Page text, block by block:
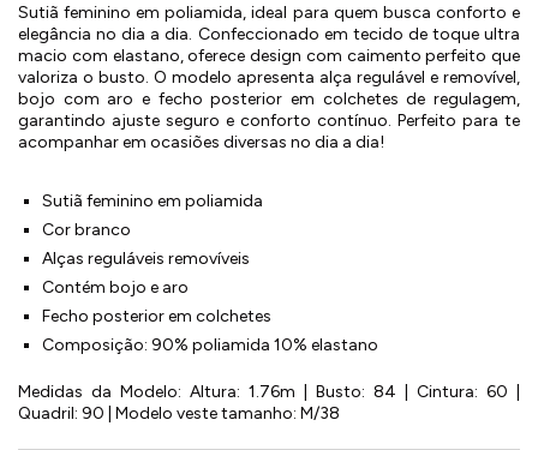
Sutiã feminino em poliamida, ideal para quem busca conforto e
elegância no dia a dia. Confeccionado em tecido de toque ultra
macio com elastano, oferece design com caimento perfeito que
valoriza o busto. O modelo apresenta alça regulável e removível,
bojo com aro e fecho posterior em colchetes de regulagem,
garantindo ajuste seguro e conforto contínuo. Perfeito para te
acompanhar em ocasiões diversas no dia a dia!
Sutiã feminino em poliamida
Cor branco
Alças reguláveis removíveis
Contém bojo e aro
Fecho posterior em colchetes
Composição: 90% poliamida 10% elastano
Medidas da Modelo: Altura: 1.76m | Busto: 84 | Cintura: 60 |
Quadril: 90 | Modelo veste tamanho: M/38